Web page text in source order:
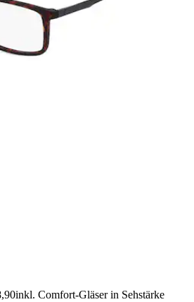
inkl. Comfort-Gläser in Sehstärke